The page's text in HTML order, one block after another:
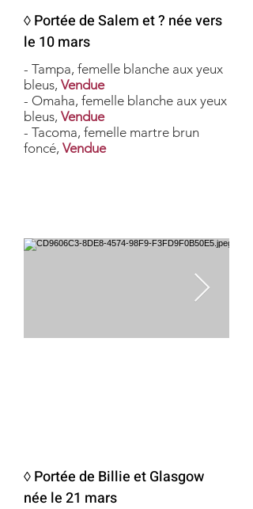
◊ Portée de Salem et ? née vers
le 10 mars
- Tampa, femelle blanche aux yeux
bleus, Vendue
- Omaha, femelle blanche aux yeux
bleus, Vendue
- Tacoma, femelle martre brun
foncé, Vendue
◊ Portée de Billie et Glasgow
née le 21 mars